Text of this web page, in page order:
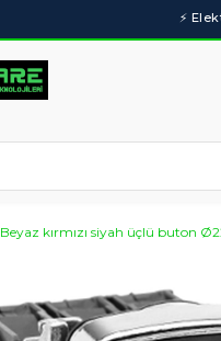
Beyaz kırmızı siyah üçlü buton